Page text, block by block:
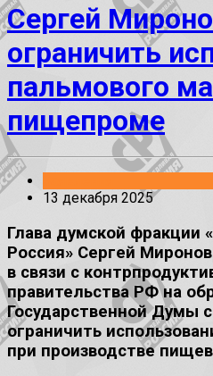
Сергей
ограничить
пальмового
пищепроме
13 декабря 2025
Глава думской фракции
Россия» Сергей
в связи с
правительства РФ на
Государственной Думы
ограничить
при производстве